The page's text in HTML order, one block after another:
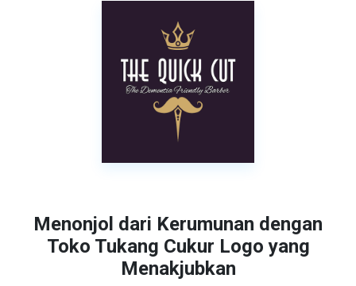
Menonjol dari Kerumunan dengan
Toko Tukang Cukur Logo yang
Menakjubkan